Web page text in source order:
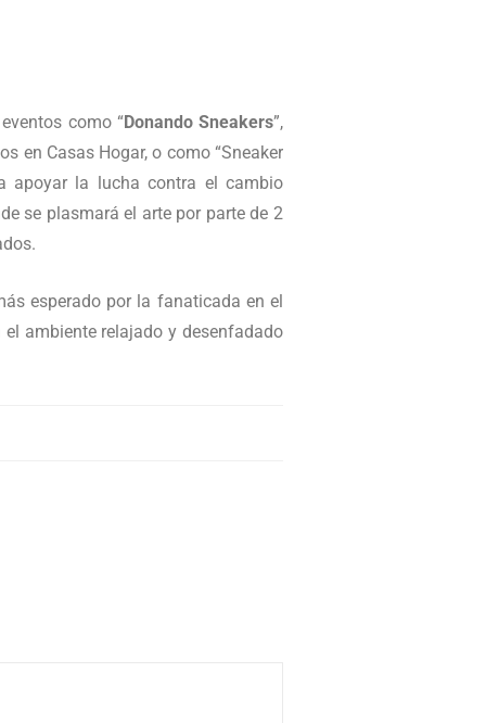
como “Donando Sneakers”,
en Casas Hogar, o como “Sneaker
apoyar la lucha contra el cambio
se plasmará el arte por parte de 2
esperado por la fanaticada en el
ambiente relajado y desenfadado